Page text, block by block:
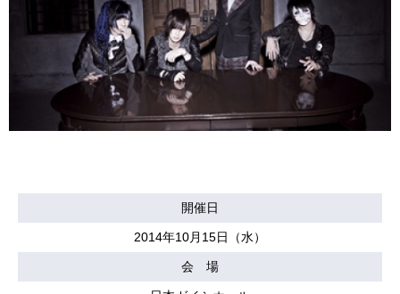
開催日
2014年10月15日（水）
会 場